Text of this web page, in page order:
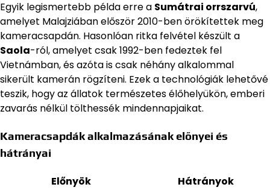
Egyik legismertebb példa erre a Sumátrai orrszarvú,
amelyet Malajziában először 2010-ben örökítettek meg
kameracsapdán. Hasonlóan ritka felvétel készült a
Saola-ról, amelyet csak 1992-ben fedeztek fel
Vietnámban, és azóta is csak néhány alkalommal
sikerült kamerán rögzíteni. Ezek a technológiák lehetővé
teszik, hogy az állatok természetes élőhelyükön, emberi
zavarás nélkül tölthessék mindennapjaikat.
Kameracsapdák alkalmazásának előnyei és
hátrányai
Előnyök
Hátrányok